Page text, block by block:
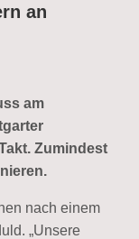
an
am
Zumindest
nach einem
„Unsere